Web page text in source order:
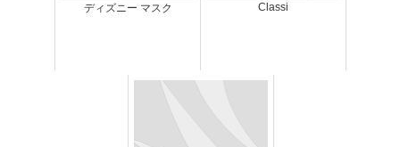
ディズニー マスク Classi